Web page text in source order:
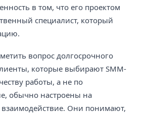
в том, что его проектом
специалист, который
вопрос долгосрочного
которые выбирают SMM-
работы, а не по
обычно настроены на
Они понимают,